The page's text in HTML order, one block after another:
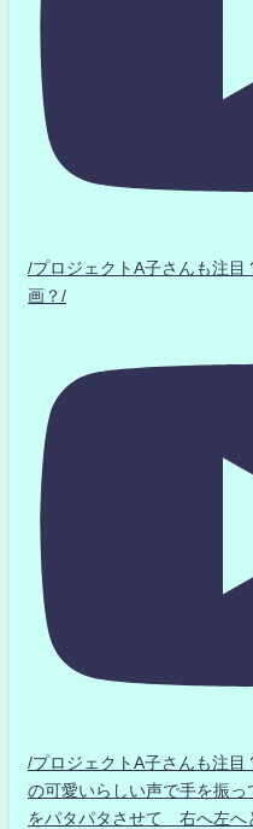
/プロジェクトA子さんも注
画？/
/プロジェクトA子さんも
の可愛いらしい声で手を振
をパタパタさせて 右へ左へ